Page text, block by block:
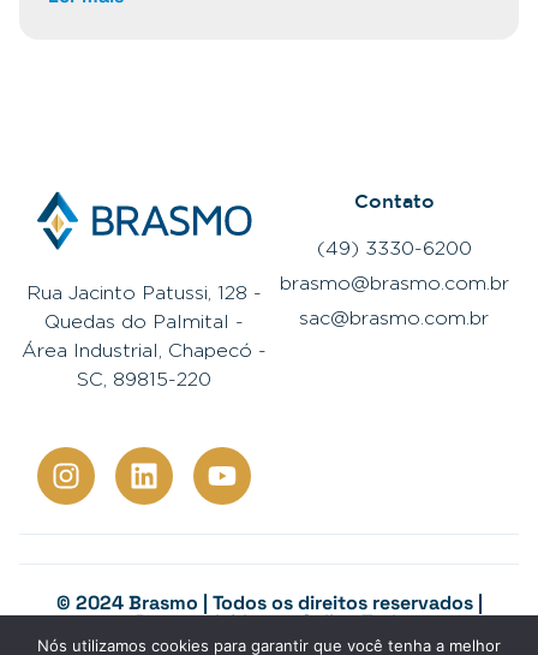
Rua Jacinto Patussi, 128 -
Quedas do Palmital -
Área Industrial, Chapecó -
SC, 89815-220
Contato
(49) 3330-6200
brasmo@brasmo.com.br
sac@brasmo.com.br
© 2024 Brasmo | Todos os direitos reservados |
Desenvolvido porColina Tech
Canal de denúncias
Nós utilizamos cookies para garantir que você tenha a melhor